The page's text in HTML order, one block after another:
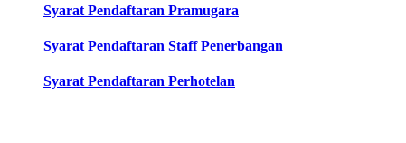
Syarat Pendaftaran Pramugara
Syarat Pendaftaran Staff Penerbangan
Syarat Pendaftaran Perhotelan